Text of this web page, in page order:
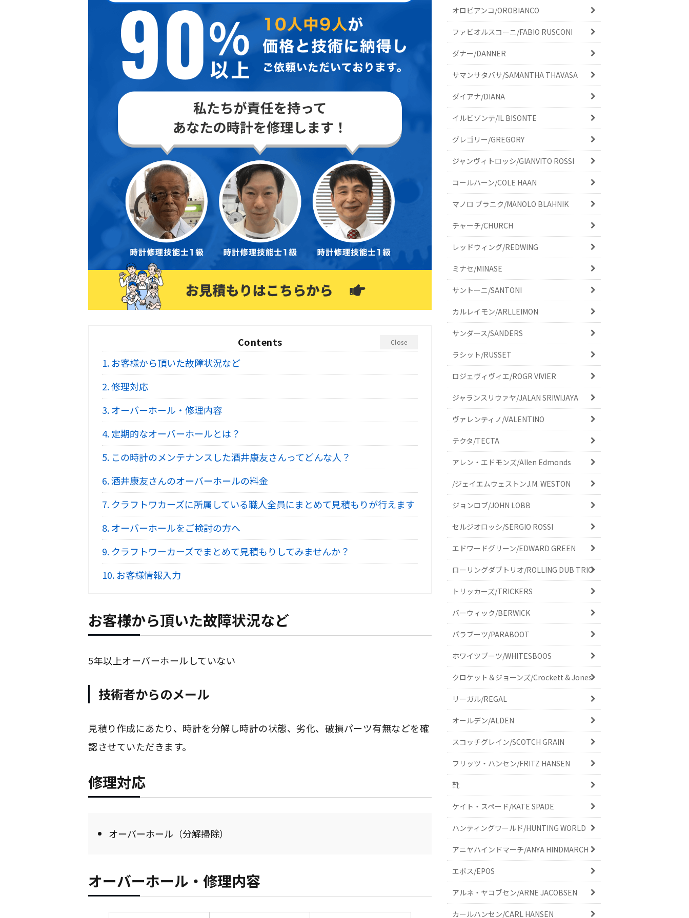
Contents Close
1. お客様から頂いた故障状況など
2.修理対応
3.オーバーホール・修理内容
4.定期的なオーバーホールとは？
5. この時計のメンテナンスした酒井康友さんってどんな人？
6.酒井康友さんのオーバーホールの料金
7. クラフトワカーズに所属している職人全員にまとめて見積もりが行えます
8.オーバーホールをご検討の方へ
9. クラフトワーカーズでまとめて見積もりしてみませんか？
10. お客様情報入力
お客様から頂いた故障状況など
5年以上オーバーホールしていない
技術者からのメール
見積り作成にあたり、時計を分解し時計の状態、劣化、破損パーツ有無などを確
認させていただきます。
修理対応
オーバーホール（分解掃除）
オーバーホール・修理内容
オロビアンコ/OROBIANCO
ファビオルスコーニ/FABIO RUSCONI
ダナー/DANNER
サマンサタバサ/SAMANTHA THAVASA
ダイアナ/DIANA
イルビゾンテ/IL BISONTE
グレゴリー/GREGORY
ジャンヴィトロッシ/GIANVITO ROSSI
コールハーン/COLE HAAN
マノロ ブラニク/MANOLO BLAHNIK
チャーチ/CHURCH
レッドウィング/REDWING
ミナセ/MINASE
サントーニ/SANTONI
カルレイモン/ARLLEIMON
サンダース/SANDERS
ラシット/RUSSET
ロジェヴィヴィエ/ROGR VIVIER
ジャランスリウァヤ/JALAN SRIWIJAYA
ヴァレンティノ/VALENTINO
テクタ/TECTA
アレン・エドモンズ/Allen Edmonds
/ジェイエムウェストンJ.M. WESTON
ジョンロブ/JOHN LOBB
セルジオロッシ/SERGIO ROSSI
エドワードグリーン/EDWARD GREEN
ローリングダブトリオ/ROLLING DUB TRIO
トリッカーズ/TRICKERS
バーウィック/BERWICK
パラブーツ/PARABOOT
ホワイツブーツ/WHITESBOOS
クロケット＆ジョーンズ/Crockett & Jones
リーガル/REGAL
オールデン/ALDEN
スコッチグレイン/SCOTCH GRAIN
フリッツ・ハンセン/FRITZ HANSEN
靴
ケイト・スペード/KATE SPADE
ハンティングワールド/HUNTING WORLD
アニヤハインドマーチ/ANYA HINDMARCH
エポス/EPOS
アルネ・ヤコブセン/ARNE JACOBSEN
カールハンセン/CARL HANSEN